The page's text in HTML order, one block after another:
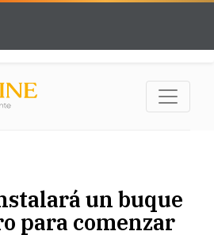
un buque
para comenzar